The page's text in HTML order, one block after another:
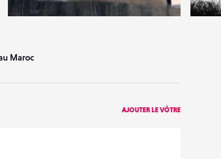
0
26
Maroc
AJOUTER LE VÔTRE